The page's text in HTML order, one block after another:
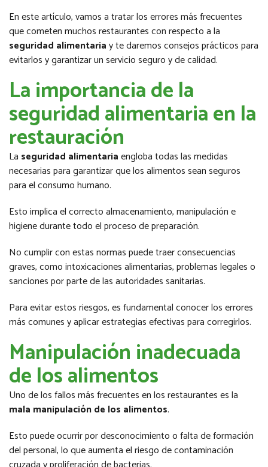
En este artículo, vamos a tratar los errores más frecuentes
que cometen muchos restaurantes con respecto a la
seguridad alimentariay te daremos consejos prácticos para
evitarlos y garantizar un servicio seguro y de calidad.
La importancia de la
seguridad alimentaria en la
restauración
La seguridad alimentariaengloba todas las medidas
necesarias para garantizar que los alimentos sean seguros
para el consumo humano.
Esto implica el correcto almacenamiento, manipulación e
higiene durante todo el proceso de preparación.
No cumplir con estas normas puede traer consecuencias
graves, como intoxicaciones alimentarias, problemas legales o
sanciones por parte de las autoridades sanitarias.
Para evitar estos riesgos, es fundamental conocer los errores
más comunes y aplicar estrategias efectivas para corregirlos.
Manipulación inadecuada
de los alimentos
Uno de los fallos más frecuentes en los restaurantes es la
mala manipulación de los alimentos.
Esto puede ocurrir por desconocimiento o falta de formación
del personal, lo que aumenta el riesgo de contaminación